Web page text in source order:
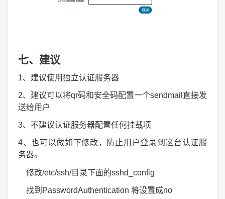
七、建议
1、建议使用独立认证服务器
2、建议可以将qr码和安全码配置一个sendmail直接发
送给用户
3、不建议认证服务器配置任何挂载项
4、也可以做如下修改，防止用户登录到这台认证服
务器。
修改/etc/ssh/目录下面的sshd_config
找到PasswordAuthentication 将设置成no